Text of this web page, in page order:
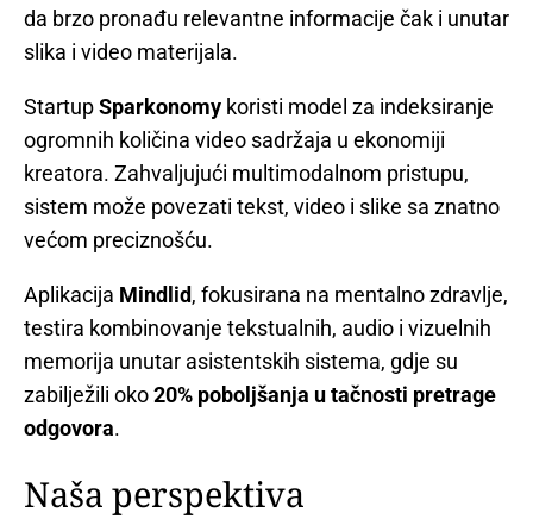
da brzo pronađu relevantne informacije čak i unutar
slika i video materijala.
StartupSparkonomy koristi model za indeksiranje
ogromnih količina video sadržaja u ekonomiji
kreatora. Zahvaljujući multimodalnom pristupu,
sistem može povezati tekst, video i slike sa znatno
većom preciznošću.
Aplikacija Mindlid, fokusirana na mentalno zdravlje,
testira kombinovanje tekstualnih, audio i vizuelnih
memorija unutar asistentskih sistema, gdje su
zabilježili oko20% poboljšanja u tačnosti pretrage
odgovora.
Naša perspektiva